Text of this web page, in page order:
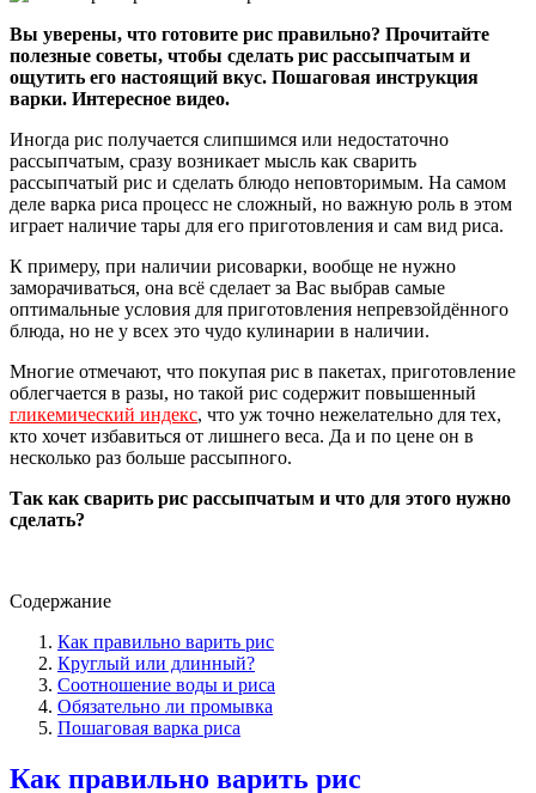
Вы уверены, что готовите рис правильно? Прочитайте
полезные советы, чтобы сделать рис рассыпчатым и
ощутить его настоящий вкус. Пошаговая инструкция
варки. Интересное видео.
Иногда рис получается слипшимся или недостаточно
рассыпчатым, сразу возникает мысль как сварить
рассыпчатый рис и сделать блюдо неповторимым. На самом
деле варка риса процесс не сложный, но важную роль в этом
играет наличие тары для его приготовления и сам вид риса.
К примеру, при наличии рисоварки, вообще не нужно
заморачиваться, она всё сделает за Вас выбрав самые
оптимальные условия для приготовления непревзойдённого
блюда, но не у всех это чудо кулинарии в наличии.
Многие отмечают, что покупая рис в пакетах, приготовление
облегчается в разы, но такой рис содержит повышенный
гликемический индекс, что уж точно нежелательно для тех,
кто хочет избавиться от лишнего веса. Да и по цене он в
несколько раз больше рассыпного.
Так как сварить рис рассыпчатым и что для этого нужно
сделать?
Содержание
Как правильно варить рис
Круглый или длинный?
Соотношение воды и риса
Обязательно ли промывка
Пошаговая варка риса
Как правильно варить рис